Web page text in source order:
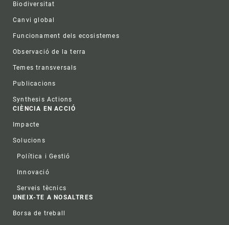
Biodiversitat
Canvi global
Funcionament dels ecosistemes
Observació de la terra
Temes transversals
Publicacions
Synthesis Actions
CIÈNCIA EN ACCIÓ
Impacte
Solucions
Política i Gestió
Innovació
Serveis tècnics
UNEIX-TE A NOSALTRES
Borsa de treball